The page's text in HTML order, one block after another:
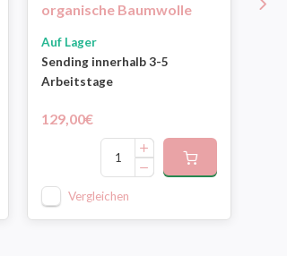
organische Baumwolle
Auf Lager
Sending innerhalb 3-5
Arbeitstage
129,00€
Vergleichen